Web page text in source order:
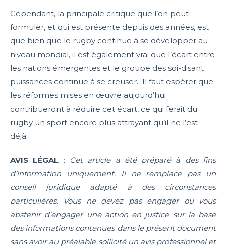
Cependant, la principale critique que l’on peut
formuler, et qui est présente depuis des années, est
que bien que le rugby continue à se développer au
niveau mondial, il est également vrai que l’écart entre
les nations émergentes et le groupe des soi-disant
puissances continue à se creuser. Il faut espérer que
les réformes mises en œuvre aujourd’hui
contribueront à réduire cet écart, ce qui ferait du
rugby un sport encore plus attrayant qu’il ne l’est
déjà.
AVIS LÉGAL :
Cet article a été préparé à des fins
d’information uniquement. Il ne remplace pas un
conseil juridique adapté à des circonstances
particulières. Vous ne devez pas engager ou vous
abstenir d’engager une action en justice sur la base
des informations contenues dans le présent document
sans avoir au préalable sollicité un avis professionnel et